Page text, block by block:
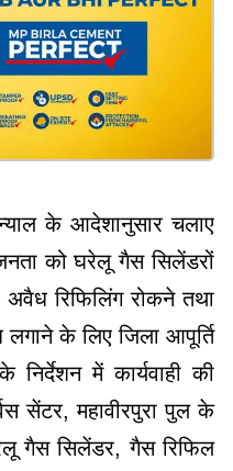
के आदेशानुसार चलाए
को घरेलू गैस सिलेंडरों
अवैध रिफिलिंग रोकने तथा
लगाने के लिए जिला आपूर्ति
में कार्यवाही की
सेंटर, महावीरपुरा पुल के
गैस सिलेंडर, गैस रिफिल